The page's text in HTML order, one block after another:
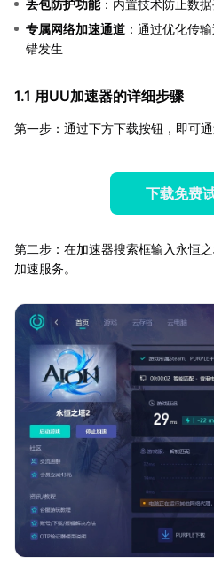
丢包防护功能：内置技术防止数
专属网络加速通道 ：通过优化传
错发生
1.1 用UU加速器的详细步骤
第一步：通过下方下载按钮，即可
下载免费
第二步：在加速器搜索框输入永恒
加速服务。